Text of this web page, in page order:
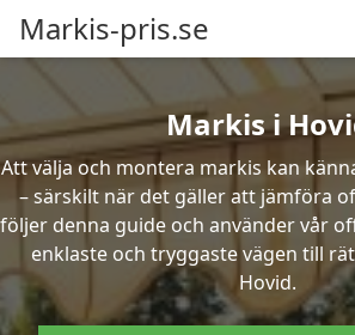
Markis-pris.se
Markis i
Att välja och montera markis kan
– särskilt när det gäller att jämföra
följer denna guide och använder vår
enklaste och tryggaste vägen till
Hovid.